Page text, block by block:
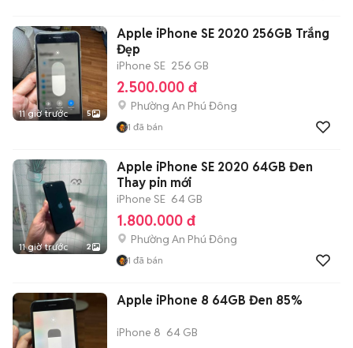
11 giờ trước 5
Apple iPhone SE 2020 256GB Trắng
Đẹp
iPhone SE 256 GB
2.500.000 đ
Phường An Phú Đông
1 đã bán
11 giờ trước 2
Apple iPhone SE 2020 64GB Đen
Thay pin mới
iPhone SE 64 GB
1.800.000 đ
Phường An Phú Đông
1 đã bán
Apple iPhone 8 64GB Đen 85%
iPhone 8 64 GB